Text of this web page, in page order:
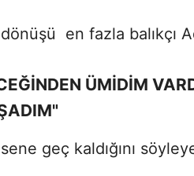
en fazla balıkçı
ÜMİDİM
geç kaldığını